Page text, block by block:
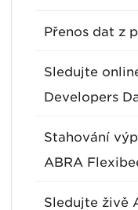
Přenos dat z
Sledujte
Developers
Stahování
ABRA
Sledujte živě